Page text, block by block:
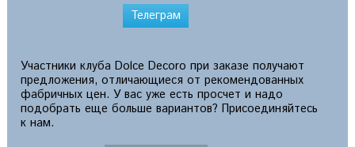
Телеграм
Участники клуба Dolce Decoro при заказе получают
предложения, отличающиеся от рекомендованных
фабричных цен. У вас уже есть просчет и надо
подобрать еще больше вариантов? Присоединяйтесь
к нам.